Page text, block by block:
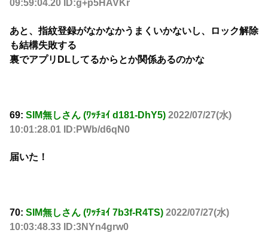
09:59:04.20 ID:g+p5HAVKr
あと、指紋登録がなかなかうまくいかないし、ロック解除
も結構失敗する
裏でアプリDLしてるからとか関係あるのかな
69: SIM無しさん (ﾜｯﾁｮｲ d181-DhY5) 2022/07/27(水)
10:01:28.01 ID:PWb/d6qN0
届いた！
70: SIM無しさん (ﾜｯﾁｮｲ 7b3f-R4TS) 2022/07/27(水)
10:03:48.33 ID:3NYn4grw0